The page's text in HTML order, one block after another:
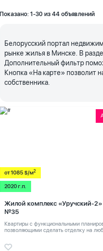
Показано: 1-30 из 44 объявлений
Белорусский портал
рынке жилья в Минске. В
Дополнительный фильтр
Кнопка «На карте» позволит
собственника.
от 1085 $/м2
2020 г.п.
Жилой комплекс «Уручский-
№35
Квартиры с функциональными
позволяющими сделать отделку на